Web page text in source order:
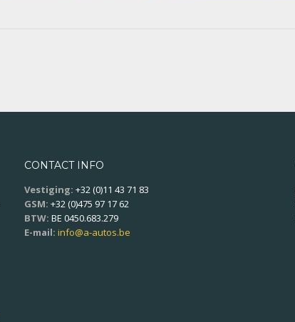
CONTACT INFO
Vestiging: +32 (0)11 43 71 83
GSM: +32 (0)475 97 17 62
BTW: BE 0450.683.279
E-mail: info@a-autos.be